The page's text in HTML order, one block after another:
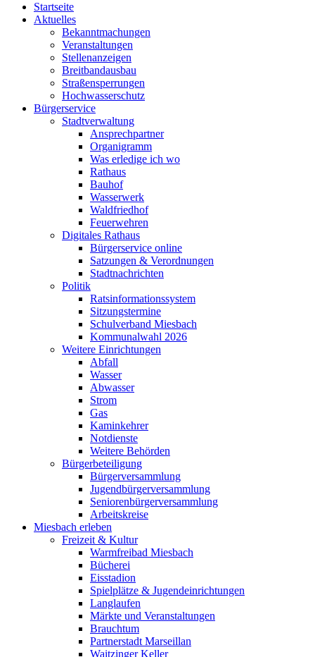
Startseite
Aktuelles
Bekanntmachungen
Veranstaltungen
Stellenanzeigen
Breitbandausbau
Straßensperrungen
Hochwasserschutz
Bürgerservice
Stadtverwaltung
Ansprechpartner
Organigramm
Was erledige ich wo
Rathaus
Bauhof
Wasserwerk
Waldfriedhof
Feuerwehren
Digitales Rathaus
Bürgerservice online
Satzungen & Verordnungen
Stadtnachrichten
Politik
Ratsinformationssystem
Sitzungstermine
Schulverband Miesbach
Kommunalwahl 2026
Weitere Einrichtungen
Abfall
Wasser
Abwasser
Strom
Gas
Kaminkehrer
Notdienste
Weitere Behörden
Bürgerbeteiligung
Bürgerversammlung
Jugendbürgerversammlung
Seniorenbürgerversammlung
Arbeitskreise
Miesbach erleben
Freizeit & Kultur
Warmfreibad Miesbach
Bücherei
Eisstadion
Spielplätze & Jugendeinrichtungen
Langlaufen
Märkte und Veranstaltungen
Brauchtum
Partnerstadt Marseillan
Waitzinger Keller